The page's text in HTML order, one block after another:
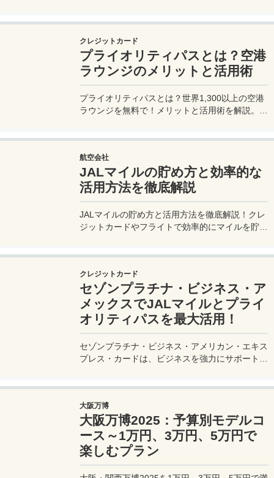
クレジットカード
プライオリティパスとは？空港
ラウンジのメリットと活用術
プライオリティパスとは？世界1,300以上の空港
ラウンジを無料で！メリットと活用術を解説。セ
航空会社
JALマイルの貯め方と効率的な
活用方法を徹底解説
JALマイルの貯め方と活用方法を徹底解説！クレ
ジットカードやフライトで効率的にマイルを貯
クレジットカード
セゾンプラチナ・ビジネス・ア
メックスでJALマイルとプライ
オリティパスを最大活用！
セゾンプラチナ・ビジネス・アメリカン・エキス
プレス・カードは、ビジネスを強力にサポートす
最適です。初年度の年会費無料も魅力。ステータ
スと実用性を兼ね備えたビジネスカードで、あな
たのビジネスをワンランクアップさせませんか？
大阪万博
大阪万博2025：予算別モデルコ
ース～1万円、3万円、5万円で
楽しむプラン